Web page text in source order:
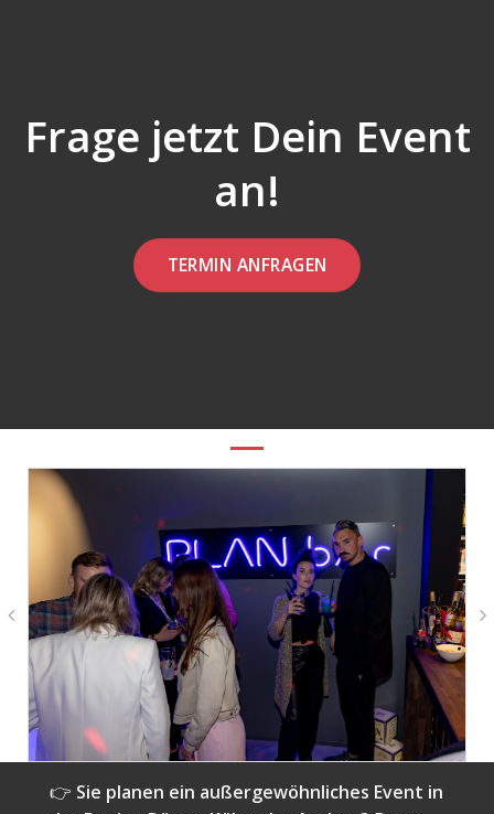
Frage jetzt Dein Event
an!
TERMIN ANFRAGEN
GALERIE ANSEHEN
👉 Sie planen ein außergewöhnliches Event in